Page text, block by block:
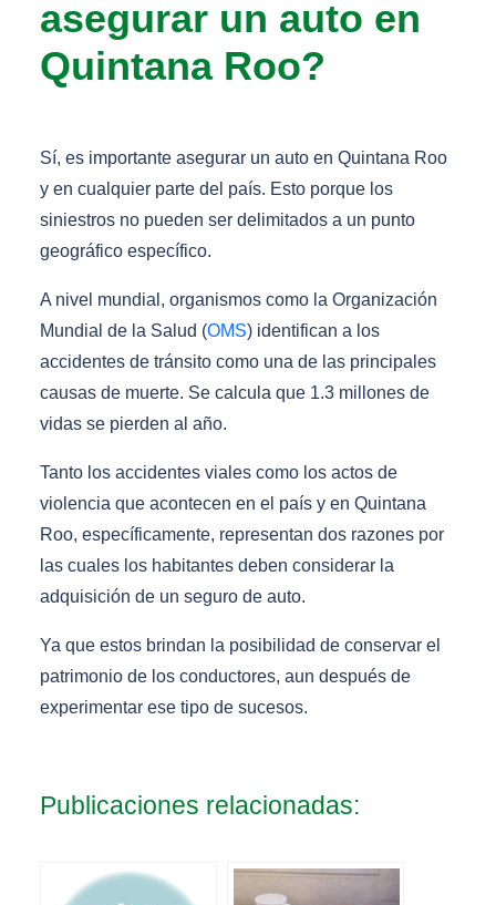
asegurar un auto en
Quintana Roo?
Sí, es importante asegurar un auto en Quintana Roo
y en cualquier parte del país. Esto porque los
siniestros no pueden ser delimitados a un punto
geográfico específico.
A nivel mundial, organismos como la Organización
Mundial de la Salud (OMS) identifican a los
accidentes de tránsito como una de las principales
causas de muerte. Se calcula que 1.3 millones de
vidas se pierden al año.
Tanto los accidentes viales como los actos de
violencia que acontecen en el país y en Quintana
Roo, específicamente, representan dos razones por
las cuales los habitantes deben considerar la
adquisición de un seguro de auto.
Ya que estos brindan la posibilidad de conservar el
patrimonio de los conductores, aun después de
experimentar ese tipo de sucesos.
Publicaciones relacionadas: